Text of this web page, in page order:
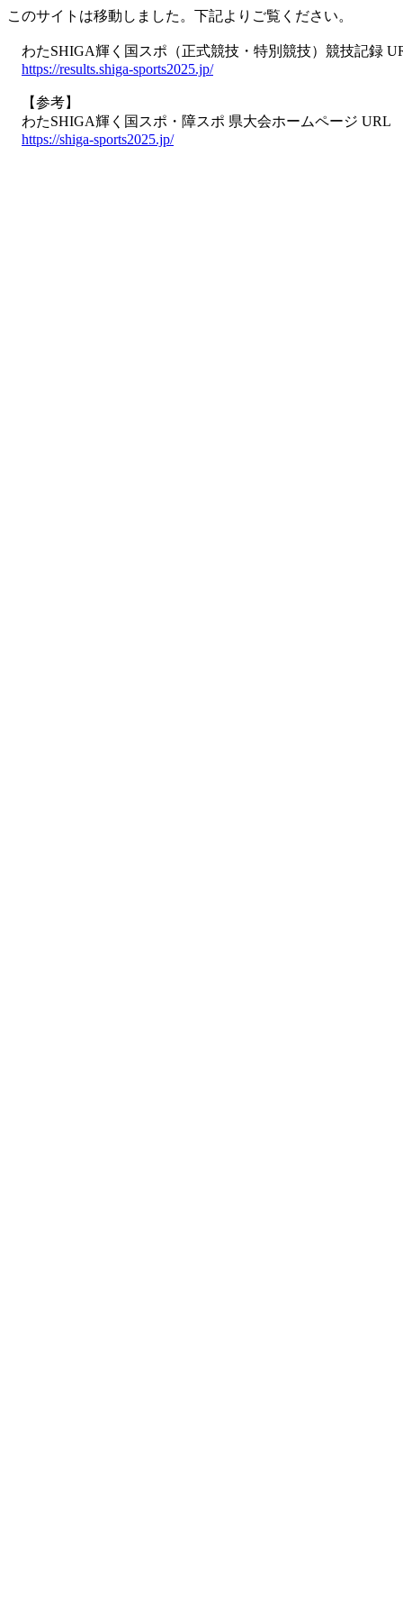
このサイトは移動しました。下記よりご覧ください。
わたSHIGA輝く国スポ（正式競技・特別競技）競技記録
https://results.shiga-sports2025.jp/
【参考】
わたSHIGA輝く国スポ・障スポ 県大会ホームページ URL
https://shiga-sports2025.jp/